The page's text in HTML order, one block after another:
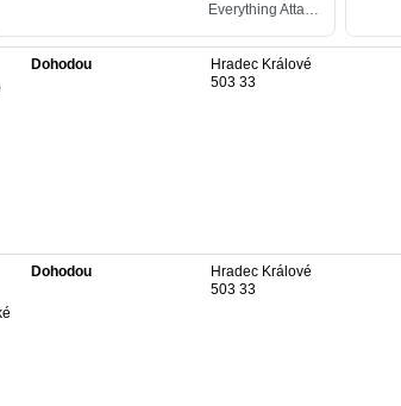
Dohodou
Hradec Králové
503 33
Dohodou
Hradec Králové
503 33